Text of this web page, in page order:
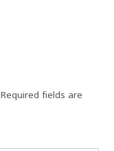
Required fields are